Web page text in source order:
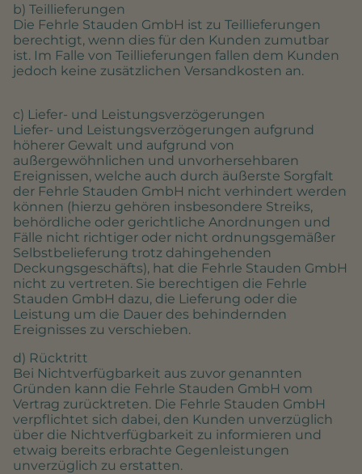
b) Teillieferungen
Die Fehrle Stauden GmbH ist zu Teillieferungen
berechtigt, wenn dies für den Kunden zumutbar
ist. Im Falle von Teillieferungen fallen dem Kunden
jedoch keine zusätzlichen Versandkosten an.
c) Liefer- und Leistungsverzögerungen
Liefer- und Leistungsverzögerungen aufgrund
höherer Gewalt und aufgrund von
außergewöhnlichen und unvorhersehbaren
Ereignissen, welche auch durch äußerste Sorgfalt
der Fehrle Stauden GmbH nicht verhindert werden
können (hierzu gehören insbesondere Streiks,
behördliche oder gerichtliche Anordnungen und
Fälle nicht richtiger oder nicht ordnungsgemäßer
Selbstbelieferung trotz dahingehenden
Deckungsgeschäfts), hat die Fehrle Stauden GmbH
nicht zu vertreten. Sie berechtigen die Fehrle
Stauden GmbH dazu, die Lieferung oder die
Leistung um die Dauer des behindernden
Ereignisses zu verschieben.
d) Rücktritt
Bei Nichtverfügbarkeit aus zuvor genannten
Gründen kann die Fehrle Stauden GmbH vom
Vertrag zurücktreten. Die Fehrle Stauden GmbH
verpflichtet sich dabei, den Kunden unverzüglich
über die Nichtverfügbarkeit zu informieren und
etwaig bereits erbrachte Gegenleistungen
unverzüglich zu erstatten.